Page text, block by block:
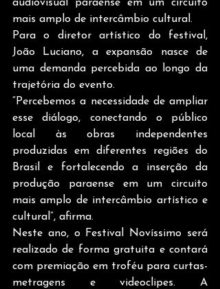
audiovisual paraense em um circuito
mais amplo de intercâmbio cultural.
Para o diretor artístico do festival,
João Luciano, a expansão nasce de
uma demanda percebida ao longo da
trajetória do evento.
“Percebemos a necessidade de ampliar
esse diálogo, conectando o público
local às obras independentes
produzidas em diferentes regiões do
Brasil e fortalecendo a inserção da
produção paraense em um circuito
mais amplo de intercâmbio artístico e
cultural”, afirma.
Neste ano, o Festival Novíssimo será
realizado de forma gratuita e contará
com premiação em troféu para curtas-
metragens e videoclipes. A